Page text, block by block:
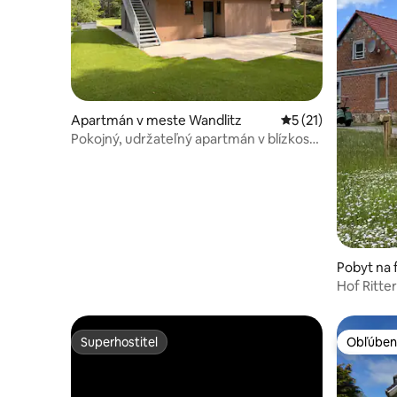
Apartmán v meste Wandlitz Priemerné
5 (21)
Pokojný, udržateľný apartmán v blízkosti
Pobyt na
mtow
Hof
Superhostiteľ
Superhostiteľ